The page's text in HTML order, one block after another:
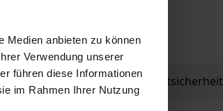
Medien anbieten zu können
Verwendung unserer
führen diese Informationen
im Rahmen Ihrer Nutzung
Produktsicherheit